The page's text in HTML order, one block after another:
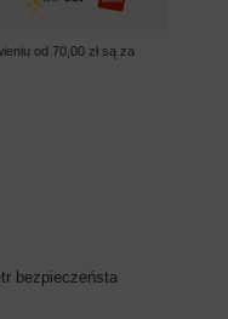
od 70,00 zł są za
bezpieczeństa